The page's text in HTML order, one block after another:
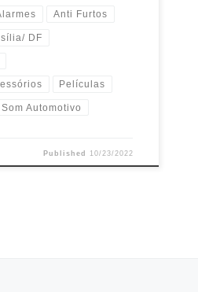
Anti Furtos
DF
Películas
Som Automotivo
Published 10/23/2022